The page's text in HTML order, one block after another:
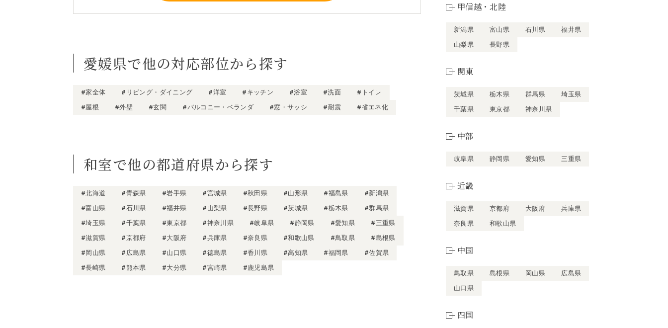
愛媛県で他の対応部位から探す
#家全体 #リビング・ダイニング #洋室 #キッチン #浴室 #洗面
#トイレ
#屋根
#外壁 #玄関 #バルコニー・ベランダ #窓・サッシ #耐震 #省エネ化
和室で他の都道府県から探す
#北海道 #青森県 #岩手県 #宮城県 #秋田県 #山形県 #福島県
#新潟県
#富山県
#石川県 #福井県 #山梨県 #長野県 #茨城県 #栃木県
#群馬県
#埼玉県
#千葉県 #東京都 #神奈川県 #岐阜県 #静岡県 #愛知県
#三重県
#滋賀県
#京都府 #大阪府 #兵庫県 #奈良県 #和歌山県 #鳥取県
#島根県
#岡山県
#広島県 #山口県 #徳島県 #香川県 #高知県 #福岡県
#佐賀県
#長崎県
#熊本県 #大分県 #宮崎県 #鹿児島県
甲信越・北陸
新潟県 富山県 石川県
福井県
山梨県
長野県
関東
茨城県 栃木県 群馬県
埼玉県
千葉県
東京都 神奈川県
中部
岐阜県 静岡県 愛知県 三重県
近畿
滋賀県 京都府 大阪府
兵庫県
奈良県
和歌山県
中国
鳥取県 島根県 岡山県
広島県
山口県
四国